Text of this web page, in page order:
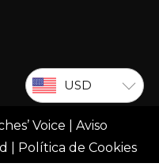
Voice | Aviso
Política de Cookies
USD